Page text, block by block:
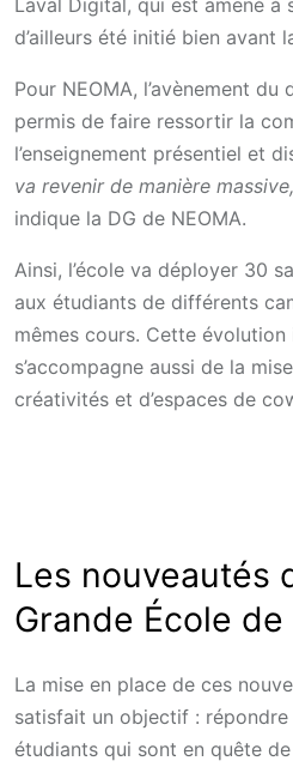
d’ailleurs été initié bien avant
Pour NEOMA, l’avènement
permis de faire ressortir la
l’enseignement présentiel et
va revenir de manière
indique la DG de NEOMA.
Ainsi, l’école va déployer 30
aux étudiants de différents
mêmes cours. Cette évolution
s’accompagne aussi de la
créativités et d’espaces de
Les nouveautés
Grande École de
La mise en place de ces
satisfait un objectif : répondre
étudiants qui sont en quête de